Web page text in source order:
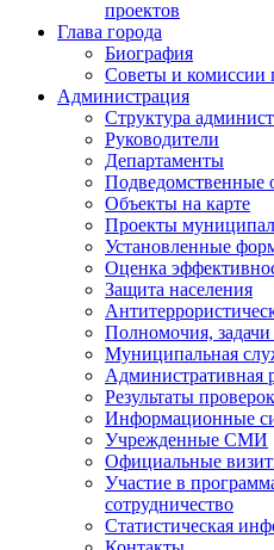
проектов
Глава города
Биография
Советы и комиссии
Администрация
Структура
Руководители
Департаменты
Подведомственные
Объекты на карте
Проекты
Установленные
Оценка
Защита населения
Полномочия,
Муниципальная
Административная
Результаты проверок
Информационные
Учрежденные СМИ
Официальные
Участие в
сотрудничество
Статистическая